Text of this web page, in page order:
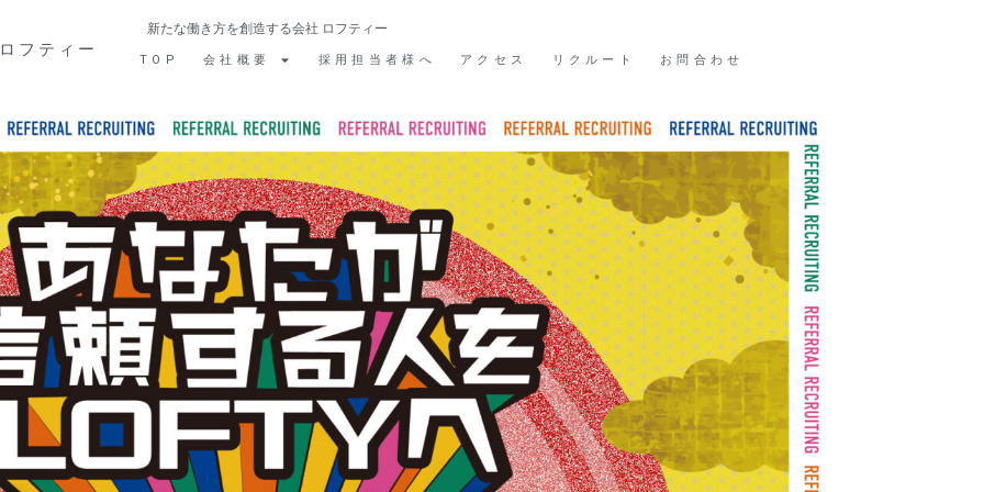
フティー
新たな働き方を創造する会社 ロフティー
TOP 会社概要 採用担当者様へ アクセス リクルート お問合わせ